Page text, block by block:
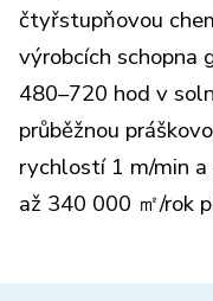
čtyřstupňovou
výrobcích schopna
480–720 hod v
průběžnou
rychlostí 1 m/min
až 340 000 ㎡/rok